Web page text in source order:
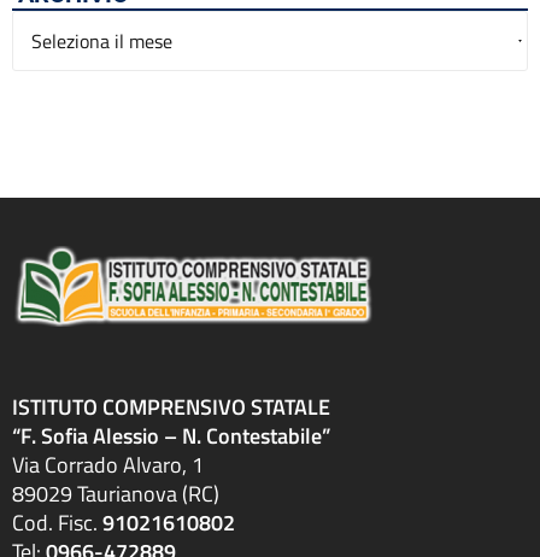
Archivio
ISTITUTO COMPRENSIVO STATALE
“F. Sofia Alessio – N. Contestabile”
Via Corrado Alvaro, 1
89029 Taurianova (RC)
Cod. Fisc.91021610802